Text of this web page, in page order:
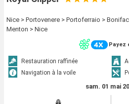
Nice > Portovenere > Portoferraio >
Menton > Nice
Payez
Restauration raffinée
Navigation à la voile
sam. 01 mai